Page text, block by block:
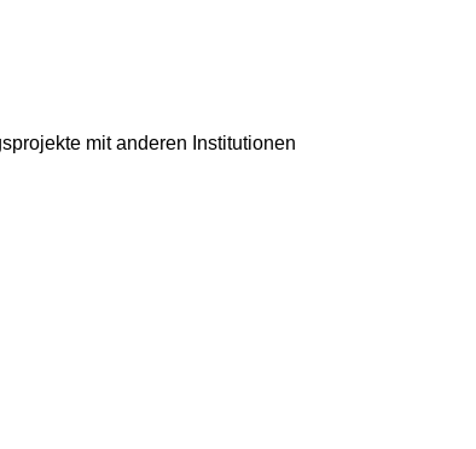
mit anderen Institutionen